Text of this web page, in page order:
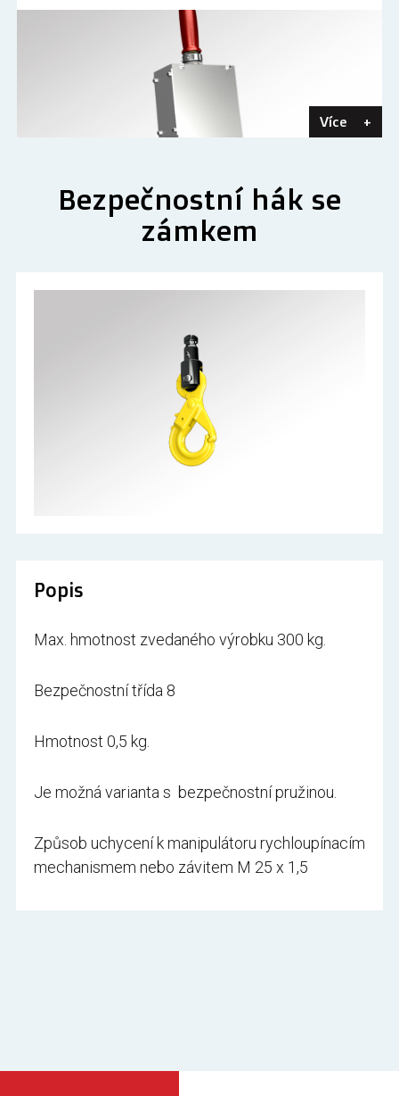
Více +
Bezpečnostní hák se
zámkem
Popis
Max. hmotnost zvedaného výrobku 300 kg.
Bezpečnostní třída 8
Hmotnost 0,5 kg.
Je možná varianta s bezpečnostní pružinou.
Způsob uchycení k manipulátoru rychloupínacím
mechanismem nebo závitem M 25 x 1,5